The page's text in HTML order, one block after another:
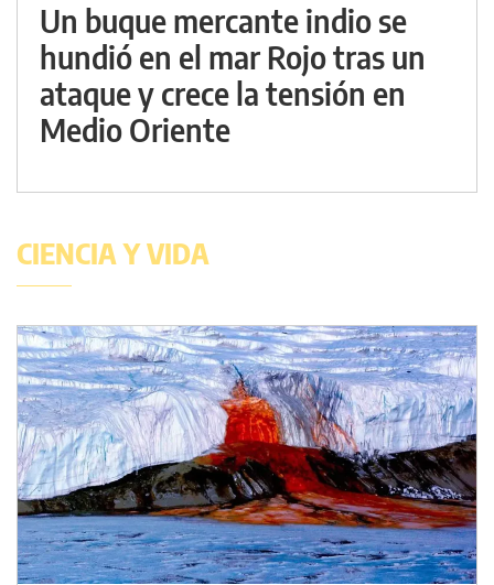
Un buque mercante indio se
hundió en el mar Rojo tras un
ataque y crece la tensión en
Medio Oriente
CIENCIA Y VIDA